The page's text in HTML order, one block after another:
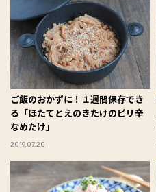
ご飯のおかずに！１週間保存でき
る「ほたてとえのきたけのピリ辛
なめたけ」
2019.07.20